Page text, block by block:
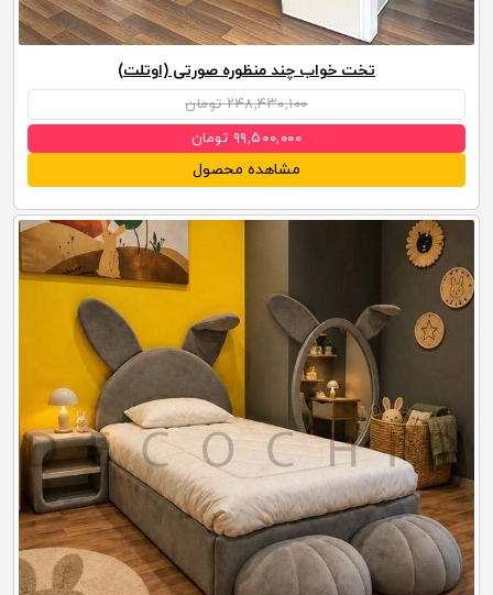
تخت خواب چند منظوره صورتی (اوتلت)
۲۴۸,۴۳۰,۱۰۰ تومان
۹۹,۵۰۰,۰۰۰ تومان
مشاهده محصول